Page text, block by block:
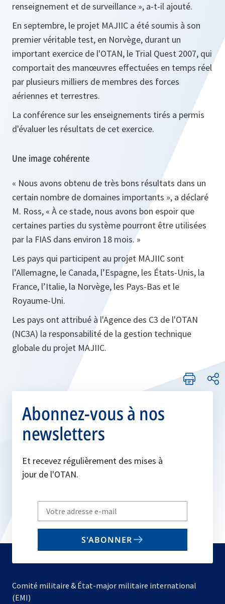
renseignement et de surveillance », a-t-il ajouté.
En septembre, le projet MAJIIC a été soumis à son
premier véritable test, en Norvège, durant un
important exercice de l'OTAN, le Trial Quest 2007, qui
comportait des manœuvres effectuées en temps réel
par plusieurs milliers de membres des forces
aériennes et terrestres.
La conférence sur les enseignements tirés a permis
d'évaluer les résultats de cet exercice.
Une image cohérente
« Nous avons obtenu de très bons résultats dans un
certain nombre de domaines importants », a déclaré
M. Ross, « À ce stade, nous avons bon espoir que
certaines parties du système pourront être utilisées
par la FIAS dans environ 18 mois. »
Les pays qui participent au projet MAJIIC sont
l’Allemagne, le Canada, l’Espagne, les États-Unis, la
France, l’Italie, la Norvège, les Pays-Bas et le
Royaume-Uni.
Les pays ont attribué à l'Agence des C3 de l'OTAN
(NC3A) la responsabilité de la gestion technique
globale du projet MAJIIC.
Abonnez-vous à nos
newsletters
Et recevez régulièrement des mises à
jour de l'OTAN.
Write
your
email
S'ABONNER
Comité militaire & État-major militaire international
(EMI)